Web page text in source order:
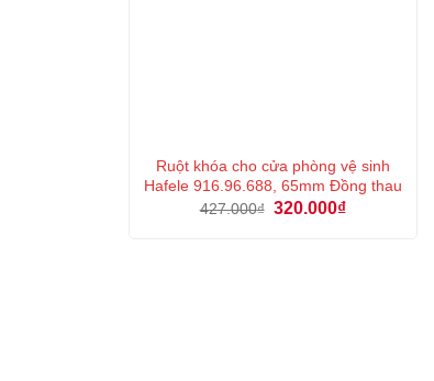
Ruột khóa cho cửa phòng vệ sinh
Hafele 916.96.688, 65mm Đồng thau
427.000₫ Giá
320.000₫Giá